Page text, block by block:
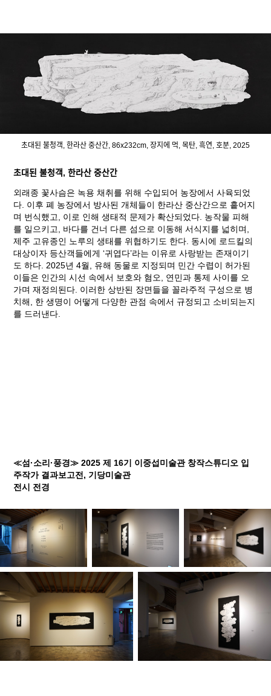
초대된 불청객, 한라산 중산간, 86x232cm, 장지에 먹, 목탄, 흑연, 호분, 2025
초대된 불청객, 한라산 중산간
외래종 꽃사슴은 녹용 채취를 위해 수입되어 농장에서 사육되었
다. 이후 폐 농장에서 방사된 개체들이 한라산 중산간으로 흩어지
며 번식했고, 이로 인해 생태적 문제가 확산되었다. 농작물 피해
를 일으키고, 바다를 건너 다른 섬으로 이동해 서식지를 넓히며,
제주 고유종인 노루의 생태를 위협하기도 한다. 동시에 로드킬의
대상이자 등산객들에게 ‘귀엽다’라는 이유로 사랑받는 존재이기
도 하다. 2025년 4월, 유해 동물로 지정되며 민간 수렵이 허가된
이들은 인간의 시선 속에서 보호와 혐오, 연민과 통제 사이를 오
가며 재정의된다. 이러한 상반된 장면들을 꼴라주적 구성으로 병
치해, 한 생명이 어떻게 다양한 관점 속에서 규정되고 소비되는지
를 드러낸다.
≪섬·소리·풍경≫ 2025 제 16기 이중섭미술관 창작스튜디오 입
주작가 결과보고전, 기당미술관
전시 전경